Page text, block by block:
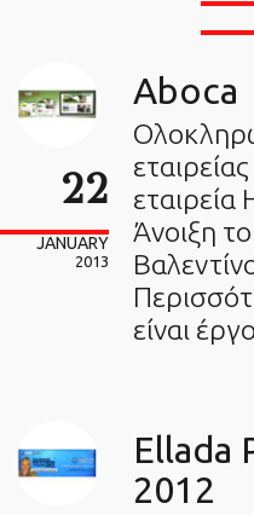
22
JANUARY
2013
Aboca
Άνοιξη
είναι
Ellada
2012